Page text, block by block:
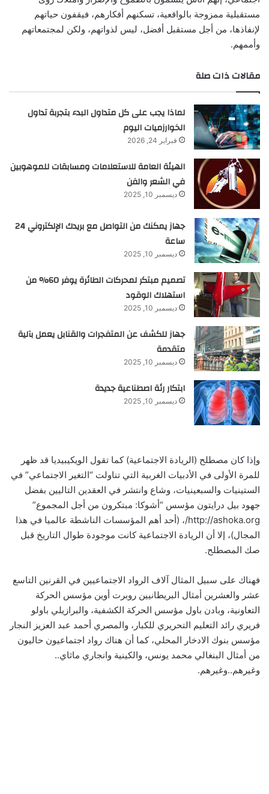
مستقبلية ممزوجة بالواقعية، تسكنهم أفكارهم، فيقفون حياتهم
لإنفاذها، من أجل مستقبل أفضل، ليس لذواتهم، ولكن لمجتمعاتهم
وأممهم.
مقالات ذات صلة
لماذا يجب على كل متداول البدء بتجربة تداول
الخوارزميات اليوم
فبراير 24, 2026
الهيئة العامة للاستعلامات ومسابقات للموهوبين
في الشعر والفن
ديسمبر 10, 2025
جهاز يمكنك من التواصل مع بريدك الإلكتروني 24
ساعة
ديسمبر 10, 2025
تصميم مبتكر لمحركات الطائرة يوفر 60% من
استهلاك الوقود
ديسمبر 10, 2025
جهاز للكشف عن المتفجرات والقنابل يعمل بآلية
متقدمة
ديسمبر 10, 2025
ابتكار رئة اصطناعية جديدة
ديسمبر 10, 2025
وإذا كان مصطلح (الريادة الاجتماعية) كما تقول الويكيبيديا قد ظهر
للمرة الأولى في الأدبيات الغربية التي تناولت “التغير الاجتماعي” في
الستينيات والسبعينيات، وشاع وانتشر في العقدين التاليين بفضل
جهود بيل درايتون مؤسس “أشوكا: مبتكرون من أجل المجموع”
http://ashoka.org/، (أحد أهم المؤسسات الناشطة عالميا في هذا
المجال)، إلا أن الريادة الاجتماعية كانت موجودة طوال التاريخ قبل
صك المصطلح.
فهناك على سبيل المثال آلاف الرواد الاجتماعيين في القرنين التاسع
عشر والعشرين أمثال البريطانيين روبرت أوين مؤسس الحركة
التعاونية، وبادن باول مؤسس الحركة الكشفية، والبرازيلي باولو
فريري رائد التعليم التحريري للكبار، والمصري أحمد عبد العزيز النجار
مؤسس بنوك الادخار المحلي، كما أن هناك رواد اجتماعيون حاليون
من أمثال البنغالي محمد يونس، والكينية وانجاري ماثاي..
وغيرهم..وغيرهم.